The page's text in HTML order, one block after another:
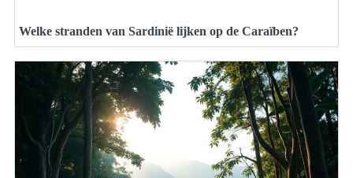
Welke stranden van Sardinië lijken op de Caraïben?